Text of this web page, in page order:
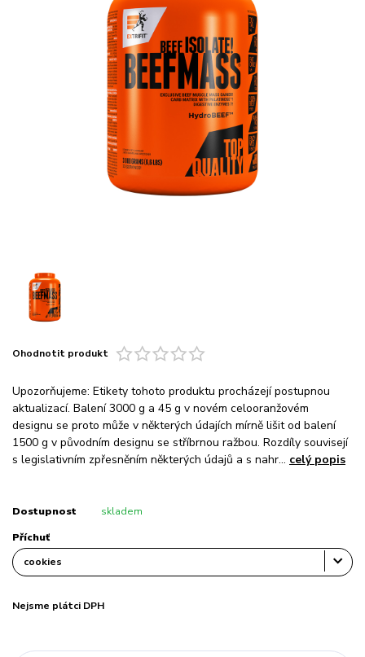
Ohodnotit produkt
Upozorňujeme: Etikety tohoto produktu procházejí postupnou
aktualizací. Balení 3000 g a 45 g v novém celooranžovém
designu se proto může v některých údajích mírně lišit od balení
1500 g v původním designu se stříbrnou ražbou. Rozdíly souvisejí
s legislativním zpřesněním některých údajů a s nahr... celý popis
Dostupnost skladem
Příchuť
Nejsme plátci DPH